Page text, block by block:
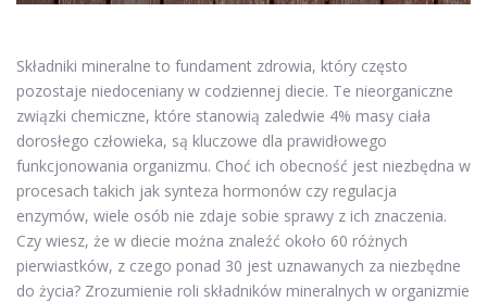
Składniki mineralne to fundament zdrowia, który często
pozostaje niedoceniany w codziennej diecie. Te nieorganiczne
związki chemiczne, które stanowią zaledwie 4% masy ciała
dorosłego człowieka, są kluczowe dla prawidłowego
funkcjonowania organizmu. Choć ich obecność jest niezbędna w
procesach takich jak synteza hormonów czy regulacja
enzymów, wiele osób nie zdaje sobie sprawy z ich znaczenia.
Czy wiesz, że w diecie można znaleźć około 60 różnych
pierwiastków, z czego ponad 30 jest uznawanych za niezbędne
do życia? Zrozumienie roli składników mineralnych w organizmie